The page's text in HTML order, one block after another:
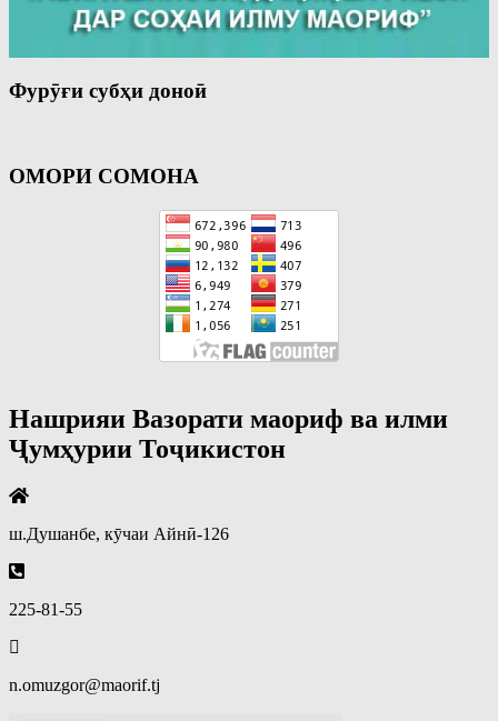
Фурӯғи субҳи доноӣ
ОМОРИ СОМОНА
Нашрияи Вазорати маориф ва илми
Ҷумҳурии Тоҷикистон
ш.Душанбе, кӯчаи Айнӣ-126
225-81-55
n.omuzgor@maorif.tj